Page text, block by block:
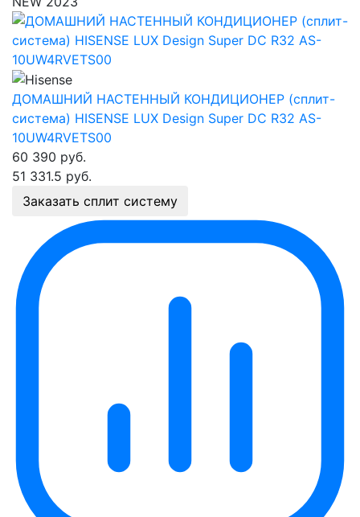
ДОМАШНИЙ НАСТЕННЫЙ КОНДИЦИОНЕР (сплит-
система) HISENSE LUX Design Super DC R32 AS-
10UW4RVETS00
60 390 руб.
51 331.5 руб.
Заказать сплит систему